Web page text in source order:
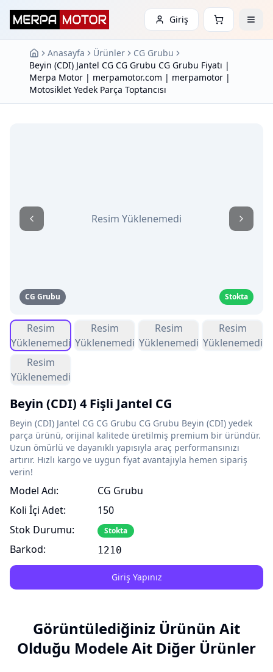
Giriş
Anasayfa Ürünler
CG Grubu
Beyin (CDI) Jantel CG CG Grubu CG Grubu Fiyatı |
Merpa Motor | merpamotor.com | merpamotor |
Motosiklet Yedek Parça Toptancısı
CG Grubu Stokta
Resim Yüklenemedi
Resim
Yüklenemedi
Resim
Yüklenemedi
Resim
Yüklenemedi
Resim
Yüklenemedi
Resim
Yüklenemedi
Beyin (CDI) 4 Fişli Jantel CG
Beyin (CDI) Jantel CG CG Grubu CG Grubu Beyin (CDI) yedek
parça ürünü, orijinal kalitede üretilmiş premium bir üründür.
Uzun ömürlü ve dayanıklı yapısıyla araç performansınızı
artırır. Hızlı kargo ve uygun fiyat avantajıyla hemen sipariş
verin!
Model Adı:
Koli İçi Adet:
Stok Durumu:
Barkod:
CG Grubu
150
Stokta
1210
Giriş Yapınız
Görüntülediğiniz Ürünün Ait
Olduğu Modele Ait Diğer Ürünler